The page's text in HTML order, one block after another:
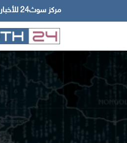
مركز سوث24 للأخبار والدراسات